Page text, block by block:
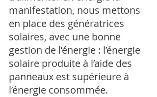
manifestation, nous mettons
en place des génératrices
solaires, avec une bonne
gestion de l’énergie : l’énergie
solaire produite à l’aide des
panneaux est supérieure à
l’énergie consommée.